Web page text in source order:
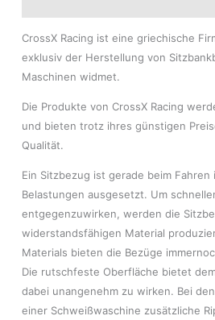
CrossX Racing ist eine griechische
exklusiv der Herstellung von
Maschinen widmet.
Die Produkte von CrossX Racing
und bieten trotz ihres günstigen
Qualität.
Ein Sitzbezug ist gerade beim Fahren
Belastungen ausgesetzt. Um
entgegenzuwirken, werden die
widerstandsfähigen Material
Materials bieten die Bezüge
Die rutschfeste Oberfläche bietet
dabei unangenehm zu wirken. Bei
einer Schweißwaschine zusätzliche